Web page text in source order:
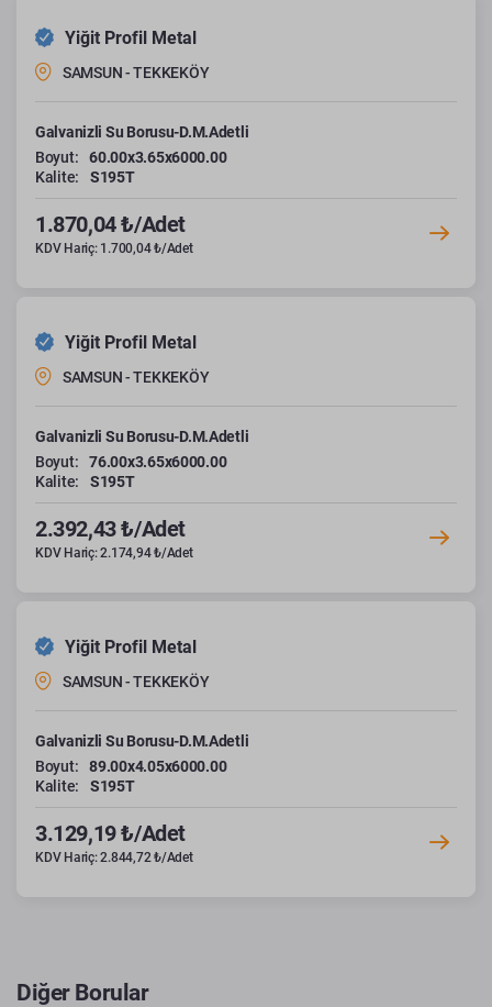
Yiğit Profil Metal
SAMSUN - TEKKEKÖY
Galvanizli Su Borusu-D.M.Adetli
Boyut:
60.00x3.65x6000.00
Kalite:
S195T
1.870,04 ₺/Adet
KDV Hariç: 1.700,04 ₺/Adet
Yiğit Profil Metal
SAMSUN - TEKKEKÖY
Galvanizli Su Borusu-D.M.Adetli
Boyut:
76.00x3.65x6000.00
Kalite:
S195T
2.392,43 ₺/Adet
KDV Hariç: 2.174,94 ₺/Adet
Yiğit Profil Metal
SAMSUN - TEKKEKÖY
Galvanizli Su Borusu-D.M.Adetli
Boyut:
89.00x4.05x6000.00
Kalite:
S195T
3.129,19 ₺/Adet
KDV Hariç: 2.844,72 ₺/Adet
Diğer Borular